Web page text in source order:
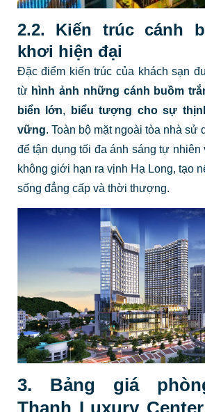
2.2. Kiến trúc cánh
khơi hiện đại
Đặc điểm kiến trúc của khách sạn
từ hình ảnh những cánh buồm
biển lớn,
biểu tượng cho sự
vững. Toàn bộ mặt ngoài tòa nhà sử
để tận dụng tối đa ánh sáng tự nhiên
không giới hạn ra vịnh Hạ Long, tạo
sống đẳng cấp và thời thượng.
3. Bảng giá
Thanh Luxury